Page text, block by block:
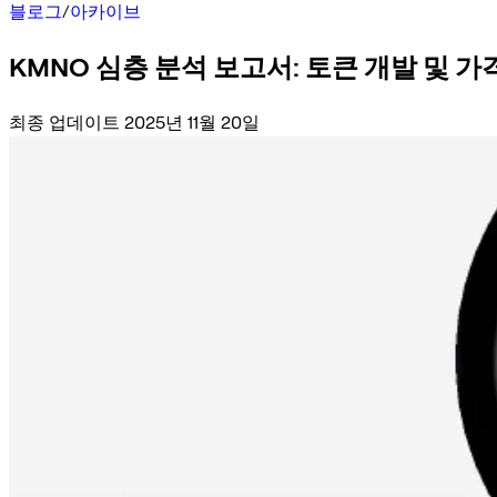
블로그/아카이브
KMNO 심층 분석 보고서: 토큰 개발 및 가
최종 업데이트 2025년 11월 20일